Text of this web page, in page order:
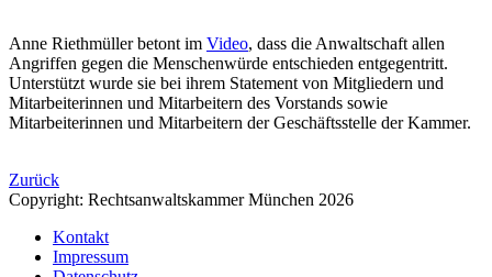
Anne Riethmüller betont im Video, dass die Anwaltschaft allen
Angriffen gegen die Menschenwürde entschieden entgegentritt.
Unterstützt wurde sie bei ihrem Statement von Mitgliedern und
Mitarbeiterinnen und Mitarbeitern des Vorstands sowie
Mitarbeiterinnen und Mitarbeitern der Geschäftsstelle der Kammer.
Zurück
Copyright: Rechtsanwaltskammer München 2026
Kontakt
Impressum